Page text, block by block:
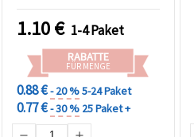
1.10€ 1-4 Paket
RABATTE
FÜR MENGE
0.88 €- 20 %5-24 Paket
0.77 €- 30 % 25 Paket +